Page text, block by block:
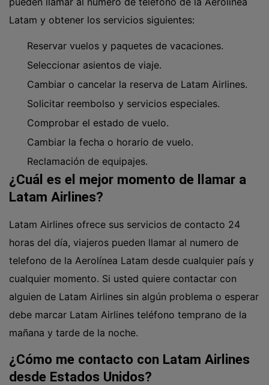
Latam y obtener los servicios siguientes:
Reservar vuelos y paquetes de vacaciones.
Seleccionar asientos de viaje.
Cambiar o cancelar la reserva de Latam Airlines.
Solicitar reembolso y servicios especiales.
Comprobar el estado de vuelo.
Cambiar la fecha o horario de vuelo.
Reclamación de equipajes.
¿Cuál es el mejor momento de llamar a
Latam Airlines?
Latam Airlines ofrece sus servicios de contacto 24
horas del día, viajeros pueden llamar al numero de
telefono de la Aerolínea Latam desde cualquier país y
cualquier momento. Si usted quiere contactar con
alguien de Latam Airlines sin algún problema o esperar
debe marcar Latam Airlines teléfono temprano de la
mañana y tarde de la noche.
¿Cómo me contacto con Latam Airlines
desde Estados Unidos?